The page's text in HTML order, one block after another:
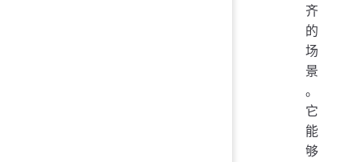
齐
的
场
景
。
它
能
够